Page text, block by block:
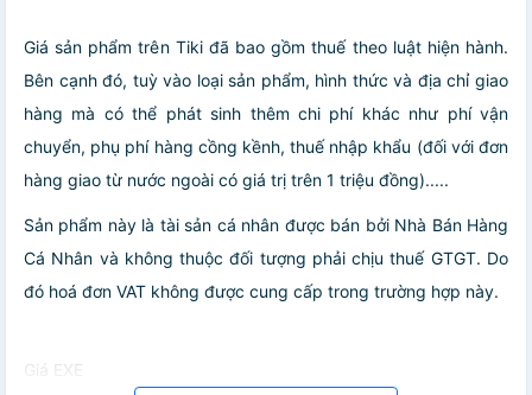
Giá sản phẩm trên Tiki đã bao gồm thuế theo luật hiện hành.
Bên cạnh đó, tuỳ vào loại sản phẩm, hình thức và địa chỉ giao
hàng mà có thể phát sinh thêm chi phí khác như phí vận
chuyển, phụ phí hàng cồng kềnh, thuế nhập khẩu (đối với đơn
hàng giao từ nước ngoài có giá trị trên 1 triệu đồng).....
Sản phẩm này là tài sản cá nhân được bán bởi Nhà Bán Hàng
Cá Nhân và không thuộc đối tượng phải chịu thuế GTGT. Do
đó hoá đơn VAT không được cung cấp trong trường hợp này.
Giá EXE